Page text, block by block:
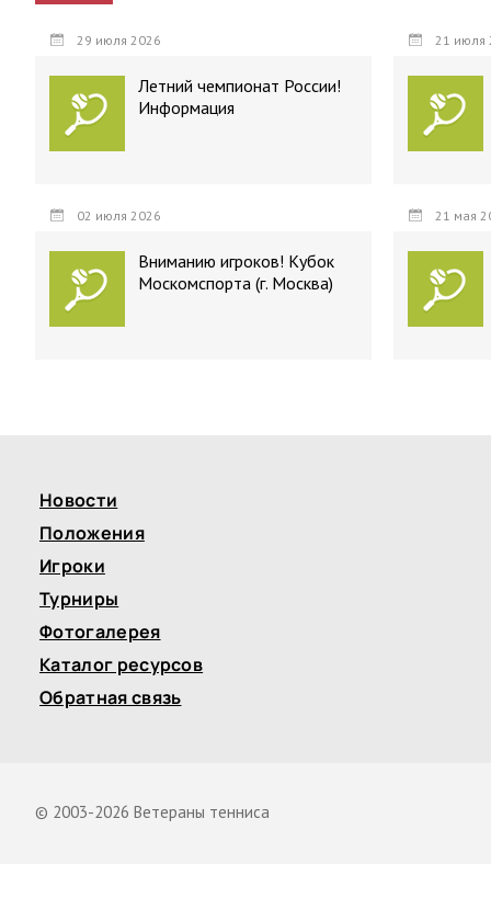
29 июля 2026
Летний чемпионат России!
Информация
21 июля
02 июля 2026
Вниманию игроков! Кубок
Москомспорта (г. Москва)
21 мая
Новости
Положения
Игроки
Турниры
Фотогалерея
Каталог ресурсов
Обратная связь
© 2003-2026 Ветераны тенниса